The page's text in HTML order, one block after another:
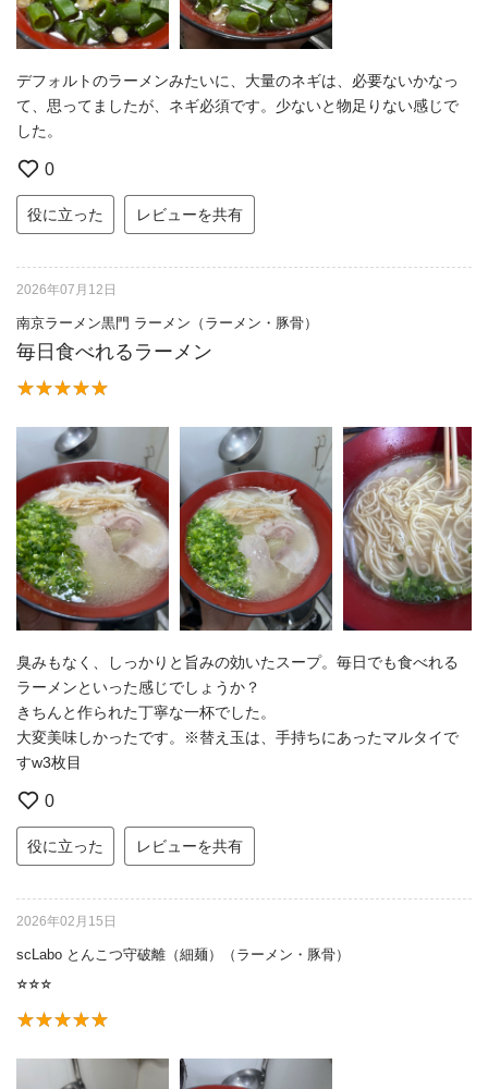
デフォルトのラーメンみたいに、大量のネギは、必要ないかなっ
て、思ってましたが、ネギ必須です。少ないと物足りない感じで
した。
0
役に立った レビューを共有
2026年07月12日
南京ラーメン黒門 ラーメン（ラーメン・豚骨）
毎日食べれるラーメン
臭みもなく、しっかりと旨みの効いたスープ。毎日でも食べれる
ラーメンといった感じでしょうか？
きちんと作られた丁寧な一杯でした。
大変美味しかったです。※替え玉は、手持ちにあったマルタイで
すw3枚目
0
役に立った レビューを共有
2026年02月15日
scLabo とんこつ守破離（細麺）（ラーメン・豚骨）
⭐︎⭐︎⭐︎